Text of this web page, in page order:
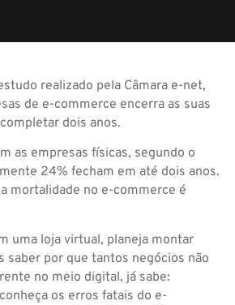
realizado pela Câmara e-net,
de e-commerce encerra as suas
dois anos.
as empresas físicas, segundo o
24% fecham em até dois anos.
mortalidade no e-commerce é
uma loja virtual, planeja montar
saber por que tantos negócios não
no meio digital, já sabe:
os erros fatais do e-